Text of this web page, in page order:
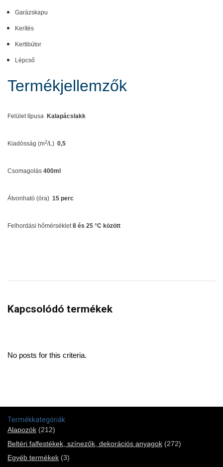
Garázskapu
Kerítés
Kertibútor
Lépcső
Termékjellemzők
Felület típusa Kalapácslakk
Kiadósság (m2/L) 0,5
Csomagolás 400ml
Átvonható (óra) 15 perc
Felhordási hőmérséklet8 és 25 °C között
Kapcsolódó termékek
No posts for this criteria.
Termékkategóriák
Alapozók (212)
Beltéri falfestékek, színezők, dekorációs anyagok (272)
Egyéb termékek (3)